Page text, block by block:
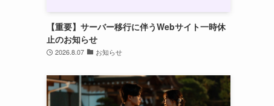
【重要】サーバー移行に伴うWebサイト一時休
止のお知らせ
2026.8.07 お知らせ